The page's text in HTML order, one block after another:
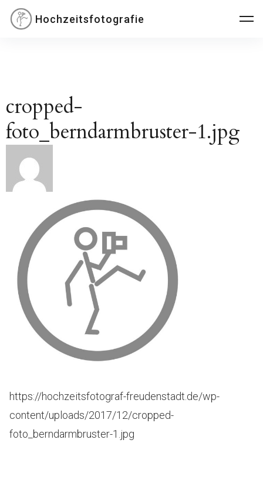
Inhalte
überspringenHochzeitsfotografie
cropped-
foto_berndarmbruster-1.jpg
https://hochzeitsfotograf-freudenstadt.de/wp-
content/uploads/2017/12/cropped-
foto_berndarmbruster-1.jpg